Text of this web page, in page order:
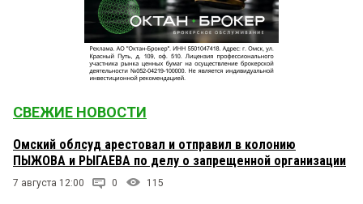
СВЕЖИЕ НОВОСТИ
Омский облсуд арестовал и отправил в колонию
ПЫЖОВА и РЫГАЕВА по делу о запрещенной организации
7 августа 12:00 0 115